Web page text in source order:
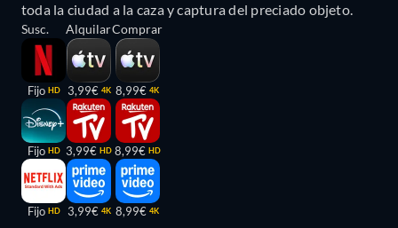
toda la ciudad a la caza y captura del preciado objeto.
Susc.
Fijo HD
Fijo HD
Fijo HD
Alquilar
3,99€ 4K
3,99€ HD
3,99€ 4K
Comprar
8,99€ 4K
8,99€ HD
8,99€ 4K